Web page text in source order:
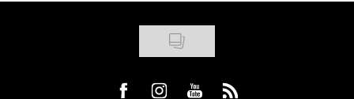
Visit us on Facebook
Visit us on Instagram
Visit us on Youtube
Visit us on Rss